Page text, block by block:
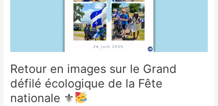
Retour en images sur le Grand
défilé écologique de la Fête
nationale ⚜
Fête
nationale
⚜